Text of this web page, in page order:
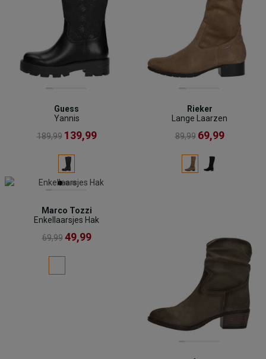
Guess
Yannis
189,99 139,99
Rieker
Lange Laarzen
89,99 69,99
Marco Tozzi
Enkellaarsjes Hak
69,99 49,99